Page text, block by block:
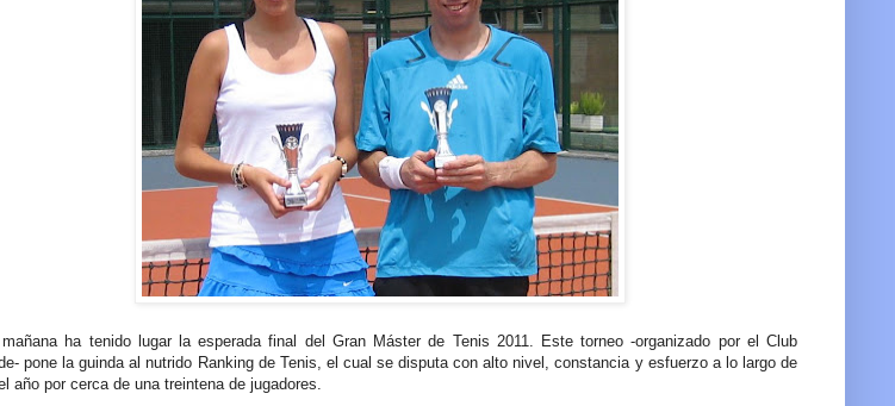
ha tenido lugar la esperada final del Gran Máster de Tenis 2011. Este torneo -organizado por el Club
pone la guinda al nutrido Ranking de Tenis, el cual se disputa con alto nivel, constancia y esfuerzo a lo largo de
año por cerca de una treintena de jugadores.